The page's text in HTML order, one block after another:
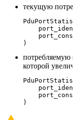
текущую
)
потребляемую
которой
)